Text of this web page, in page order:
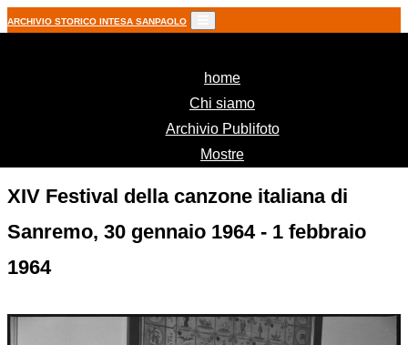
ARCHIVIO STORICO INTESA SANPAOLO
home(current)
Chi siamo
Archivio Publifoto
Mostre
XIV Festival della canzone italiana di
Sanremo, 30 gennaio 1964 - 1 febbraio
1964